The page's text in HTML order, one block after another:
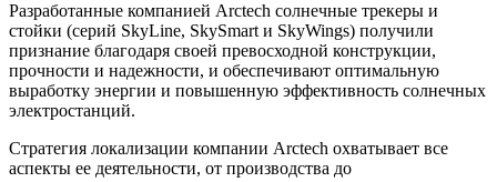
Разработанные компанией Arctech солнечные трекеры и
стойки (серий SkyLine, SkySmart и SkyWings) получили
признание благодаря своей превосходной конструкции,
прочности и надежности, и обеспечивают оптимальную
выработку энергии и повышенную эффективность солнечных
электростанций.
Стратегия локализации компании Arctech охватывает все
аспекты ее деятельности, от производства до